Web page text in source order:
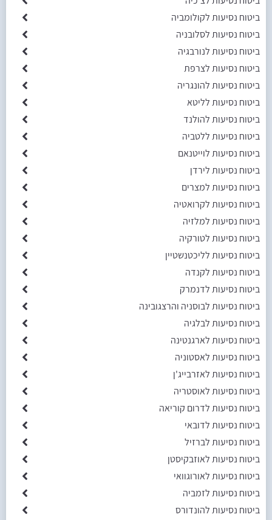
ביטוח נסיעות לקולומביה
ביטוח נסיעות לסלובניה
ביטוח נסיעות לנורבגיה
ביטוח נסיעות לצרפת
ביטוח נסיעות להונגריה
ביטוח נסיעות לליטא
ביטוח נסיעות להולנד
ביטוח נסיעות ללטביה
ביטוח נסיעות לוייטנאם
ביטוח נסיעות לירדן
ביטוח נסיעות למצרים
ביטוח נסיעות לקרואטיה
ביטוח נסיעות למלזיה
ביטוח נסיעות לטורקיה
ביטוח נסיעות לליכטנשטיין
ביטוח נסיעות לקנדה
ביטוח נסיעות לדנמרק
ביטוח נסיעות לבוסניה והרצגובינה
ביטוח נסיעות לבלגיה
ביטוח נסיעות לארגנטינה
ביטוח נסיעות לאסטוניה
ביטוח נסיעות לאזרבייג'ן
ביטוח נסיעות לאוסטריה
ביטוח נסיעות לדרום קוריאה
ביטוח נסיעות לדובאי
ביטוח נסיעות לברזיל
ביטוח נסיעות לאוזבקיסטן
ביטוח נסיעות לאורוגוואי
ביטוח נסיעות לזמביה
ביטוח נסיעות להונדורס